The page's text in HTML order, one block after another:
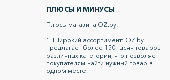
ПЛЮСЫ И МИНУСЫ
Плюсы магазина OZ.by:
1. Широкий ассортимент: OZ.by
предлагает более 150 тысяч товаров
различных категорий, что позволяет
покупателям найти нужный товар в
одном месте.